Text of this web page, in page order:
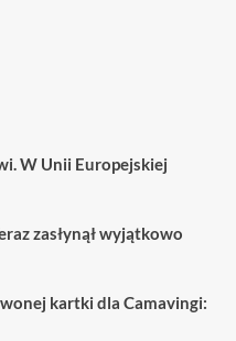
W Unii Europejskiej
zasłynął wyjątkowo
kartki dla Camavingi: